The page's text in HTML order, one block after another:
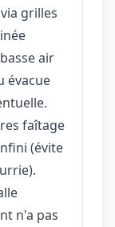
grilles
air
évacue
faîtage
(évite
n'a pas